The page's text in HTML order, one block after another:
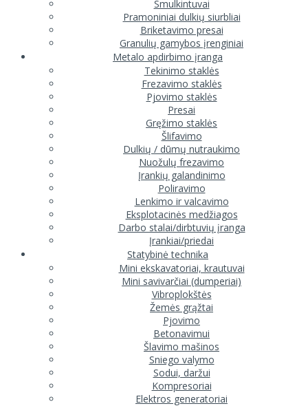
Smulkintuvai
Pramoniniai dulkių siurbliai
Briketavimo presai
Granulių gamybos įrenginiai
Metalo apdirbimo įranga
Tekinimo staklės
Frezavimo staklės
Pjovimo staklės
Presai
Gręžimo staklės
Šlifavimo
Dulkių / dūmų nutraukimo
Nuožulų frezavimo
Įrankių galandinimo
Poliravimo
Lenkimo ir valcavimo
Eksplotacinės medžiagos
Darbo stalai/dirbtuvių įranga
Įrankiai/priedai
Statybinė technika
Mini ekskavatoriai, krautuvai
Mini savivarčiai (dumperiai)
Vibroplokštės
Žemės grąžtai
Pjovimo
Betonavimui
Šlavimo mašinos
Sniego valymo
Sodui, daržui
Kompresoriai
Elektros generatoriai